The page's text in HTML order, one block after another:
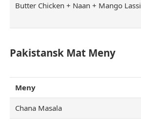
Butter Chicken + Naan + Mango Lassi
Pakistansk Mat Meny
Meny
Chana Masala